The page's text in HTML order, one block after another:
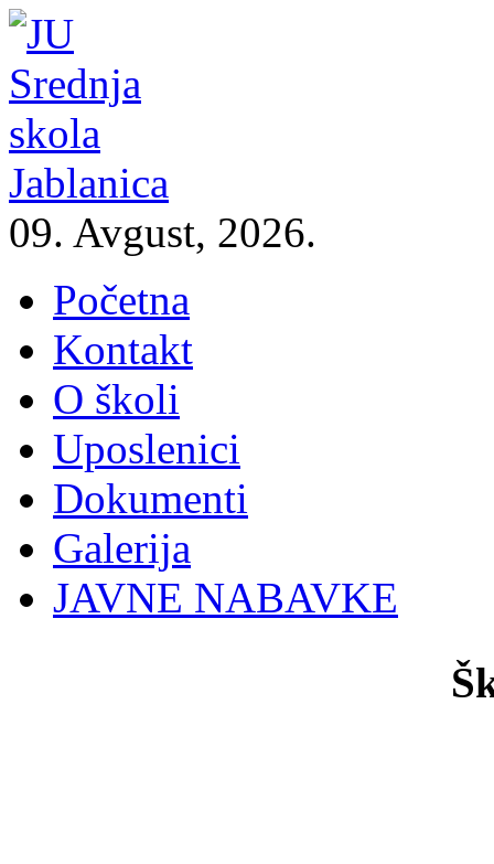
09. Avgust, 2026.
Početna
Kontakt
O školi
Uposlenici
Dokumenti
Galerija
JAVNE NABAVKE